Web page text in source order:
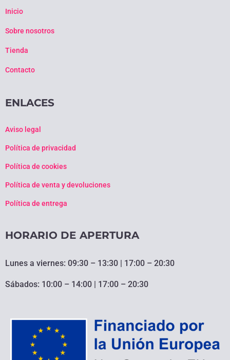
Inicio
Sobre nosotros
Tienda
Contacto
ENLACES
Aviso legal
Política de privacidad
Política de cookies
Política de venta y devoluciones
Política de entrega
HORARIO DE APERTURA
Lunes a viernes: 09:30 – 13:30 | 17:00 – 20:30
Sábados: 10:00 – 14:00 | 17:00 – 20:30